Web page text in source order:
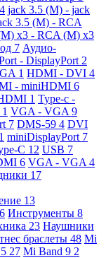
4 jack 3.5 (M) - jack
3.5 (M) - RCA
x3 - RCA (M) x3
7 Аудио-
- DisplayPort 2
1 HDMI - DVI 4
- miniHDMI 6
1 Type-c -
1 VGA - VGA 9
7 DMS-59 4 DVI
1 miniDisplayPort 7
C 12 USB 7
6 VGA - VGA 4
17
13
6 Инструменты 8
23 Наушники
браслеты 48 Mi
27 Mi Band 9 2